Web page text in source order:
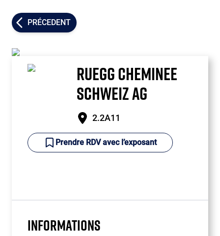
Piscine Global
PRÉCEDENT
RUEGG CHEMINEE
SCHWEIZ AG
2.2A11
Prendre RDV avec l’exposant
INFORMATIONS